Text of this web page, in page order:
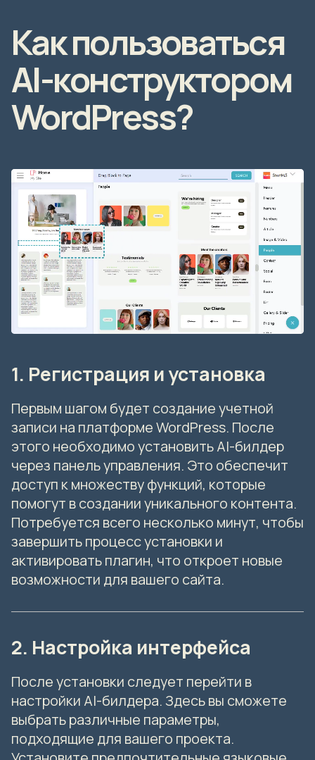
Как пользоваться
AI-конструктором
WordPress?
1. Регистрация и установка
Первым шагом будет создание учетной
записи на платформе WordPress. После
этого необходимо установить AI-билдер
через панель управления. Это обеспечит
доступ к множеству функций, которые
помогут в создании уникального контента.
Потребуется всего несколько минут, чтобы
завершить процесс установки и
активировать плагин, что откроет новые
возможности для вашего сайта.
2. Настройка интерфейса
После установки следует перейти в
настройки AI-билдера. Здесь вы сможете
выбрать различные параметры,
подходящие для вашего проекта.